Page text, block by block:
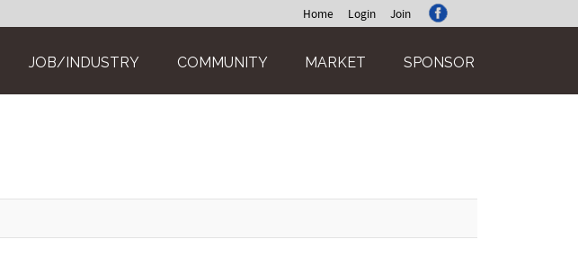
Home Login Join
JOB/INDUSTRY COMMUNITY MARKET SPONSOR